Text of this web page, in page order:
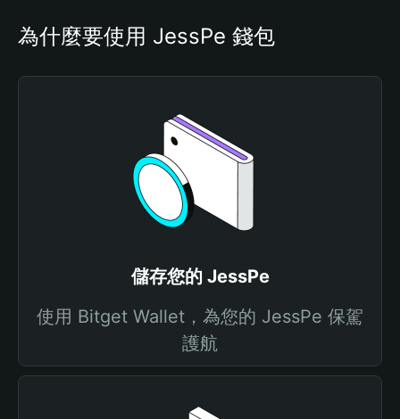
為什麼要使用 JessPe 錢包
儲存您的 JessPe
使用 Bitget Wallet，為您的 JessPe 保駕
護航